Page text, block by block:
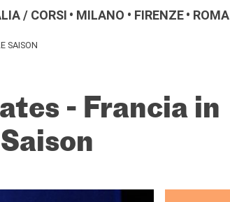
/ CORSI MILANO FIRENZE ROMA
SAISON
- Francia in